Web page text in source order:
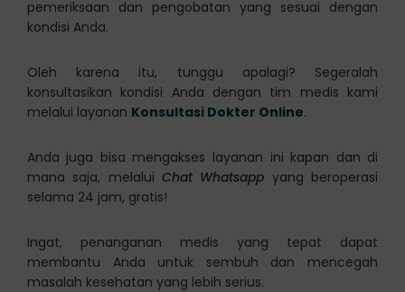
pemeriksaan dan pengobatan yang sesuai dengan
kondisi Anda.
Oleh karena itu, tunggu apalagi? Segeralah
konsultasikan kondisi Anda dengan tim medis kami
melalui layanan Konsultasi Dokter Online.
Anda juga bisa mengakses layanan ini kapan dan di
mana saja, melalui Chat Whatsapp yang beroperasi
selama 24 jam, gratis!
Ingat, penanganan medis yang tepat dapat
membantu Anda untuk sembuh dan mencegah
masalah kesehatan yang lebih serius.